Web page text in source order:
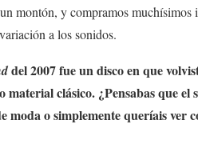
montón, y compramos muchísimos
a los sonidos.
del 2007 fue un disco en que
material clásico. ¿Pensabas que el
moda o simplemente queríais ver